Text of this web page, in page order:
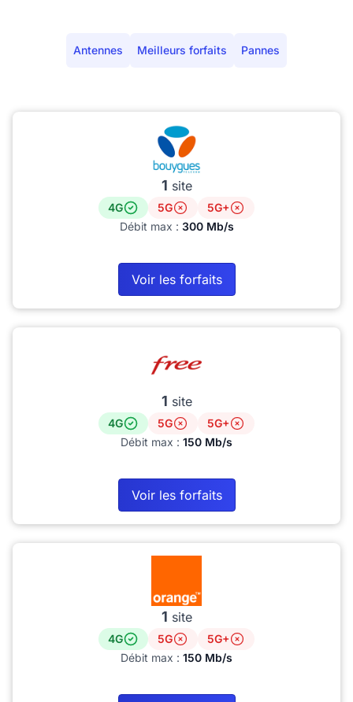
Antennes Meilleurs forfaits Pannes
1 site
4G 5G
5G+
Débit max : 300 Mb/s
Voir les forfaits
1 site
4G 5G
5G+
Débit max : 150 Mb/s
Voir les forfaits
1 site
4G 5G
5G+
Débit max : 150 Mb/s